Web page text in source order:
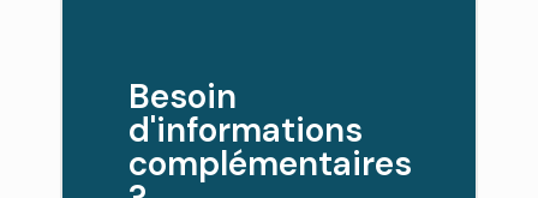
Besoin
d'informations
complémentaires